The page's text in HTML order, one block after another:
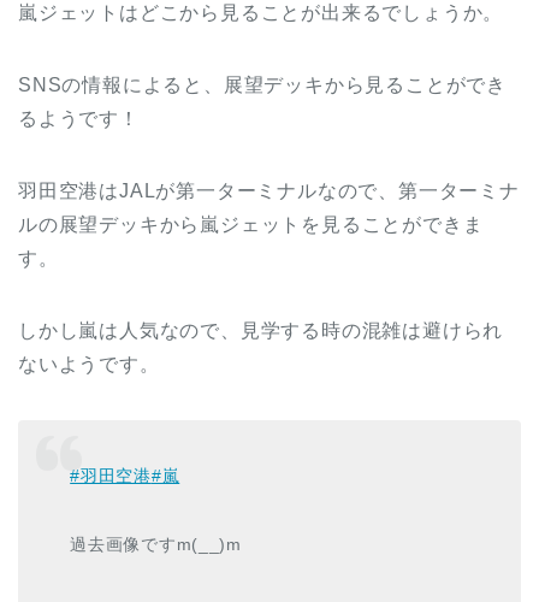
嵐ジェットはどこから見ることが出来るでしょうか。
SNSの情報によると、展望デッキから見ることができ
るようです！
羽田空港はJALが第一ターミナルなので、第一ターミナ
ルの展望デッキから嵐ジェットを見ることができま
す。
しかし嵐は人気なので、見学する時の混雑は避けられ
ないようです。
#羽田空港#嵐
過去画像ですm(__)m